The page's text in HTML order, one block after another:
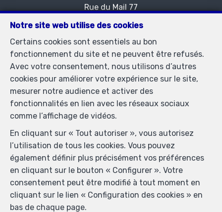
Notre site web utilise des cookies
Certains cookies sont essentiels au bon
fonctionnement du site et ne peuvent être refusés.
Avec votre consentement, nous utilisons d’autres
cookies pour améliorer votre expérience sur le site,
mesurer notre audience et activer des
fonctionnalités en lien avec les réseaux sociaux
comme l’affichage de vidéos.
En cliquant sur « Tout autoriser », vous autorisez
l’utilisation de tous les cookies. Vous pouvez
également définir plus précisément vos préférences
en cliquant sur le bouton « Configurer ». Votre
consentement peut être modifié à tout moment en
cliquant sur le lien « Configuration des cookies » en
bas de chaque page.
—
Rue du Mail 77
—
immopetitjean@gmail.com
Agent immobilier agréé IPI sous le numéro 505438 en
Belgique - N° entreprise : TVA BE-0425.723.793-
Instance de contrôle: Institut professionnel des agents
immobiliers, rue du Luxembourg 16B, 1000 Bruxelles
(+32 2 505 38 50 - info@ipi.be) - Soumis au
déontologique de l’ IPI
RC professionnelle et cautionnement via AXA Belgium
SA, Place du Trône 1, 1000 Bruxelles – police n°
730.390.160. Couverture valable pour les activités
réalisées en Belgique
Charte de la protection de la vie privée